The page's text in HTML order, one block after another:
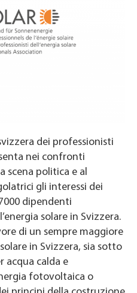
dei professionisti
nei confronti
scena politica e al
gli interessi dei
dipendenti
solare in Svizzera.
di un sempre maggiore
in Svizzera, sia sotto
acqua calda e
fotovoltaica o